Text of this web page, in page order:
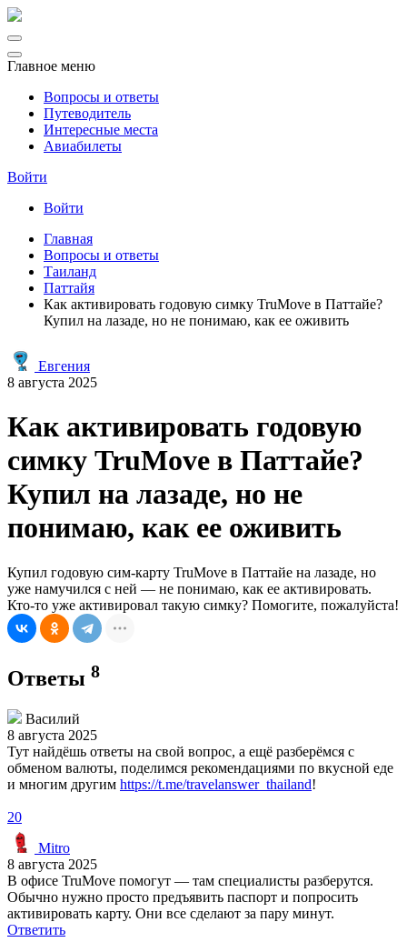
Главное меню
Вопросы и ответы
Путеводитель
Интересные места
Авиабилеты
Войти
Войти
Главная
Вопросы и ответы
Таиланд
Паттайя
Как активировать годовую симку TruMove в Паттайе?
Купил на лазаде, но не понимаю, как ее оживить
Евгения
8 августа 2025
Как активировать годовую
симку TruMove в Паттайе?
Купил на лазаде, но не
понимаю, как ее оживить
Купил годовую сим-карту TruMove в Паттайе на лазаде, но
уже намучился с ней — не понимаю, как ее активировать.
Кто-то уже активировал такую симку? Помогите, пожалуйста!
Ответы 8
Василий
8 августа 2025
Тут найдёшь ответы на свой вопрос, а ещё разберёмся с
обменом валюты, поделимся рекомендациями по вкусной еде
и многим другим https://t.me/travelanswer_thailand!
20
Mitro
8 августа 2025
В офисе TruMove помогут — там специалисты разберутся.
Обычно нужно просто предъявить паспорт и попросить
активировать карту. Они все сделают за пару минут.
Ответить